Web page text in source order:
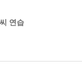
연습